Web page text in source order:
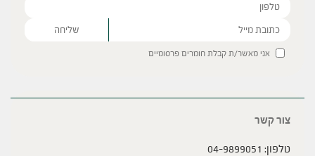
Please leave this field empty.
אני מאשר/ת קבלת חומרים פרסומיים
צור קשר
טלפון: 04-9899051